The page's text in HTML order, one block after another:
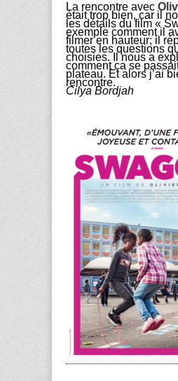
La rencontre avec
était trop bien, car il
les détails du film «
exemple comment il
filmer en hauteur; il
toutes les questions
choisies. Il nous a
comment ça se
plateau. Et alors j’ai
rencontre.
Cilya Bordjah